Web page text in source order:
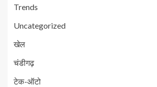
Trends
Uncategorized
खेल
चंडीगढ़
टेक-ऑटो